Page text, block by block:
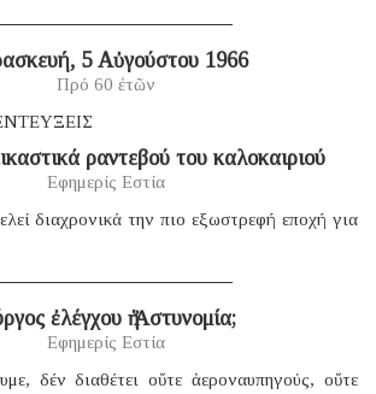
5 Αὐγούστου 1966
Πρό 60 ἐτῶν
ραντεβού του καλοκαιριού
Εφημερίς Εστία
διαχρονικά την πιο εξωστρεφή εποχή για
ἐλέγχου ἡ Ἀστυνομία;
Εφημερίς Εστία
δέν διαθέτει οὔτε ἀεροναυπηγούς, οὔτε